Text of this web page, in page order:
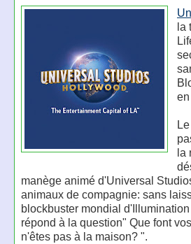
la
la
manège animé d'Universal
animaux de compagnie: sans
blockbuster mondial
répond à la question" Que font
n'êtes pas à la maison? ".